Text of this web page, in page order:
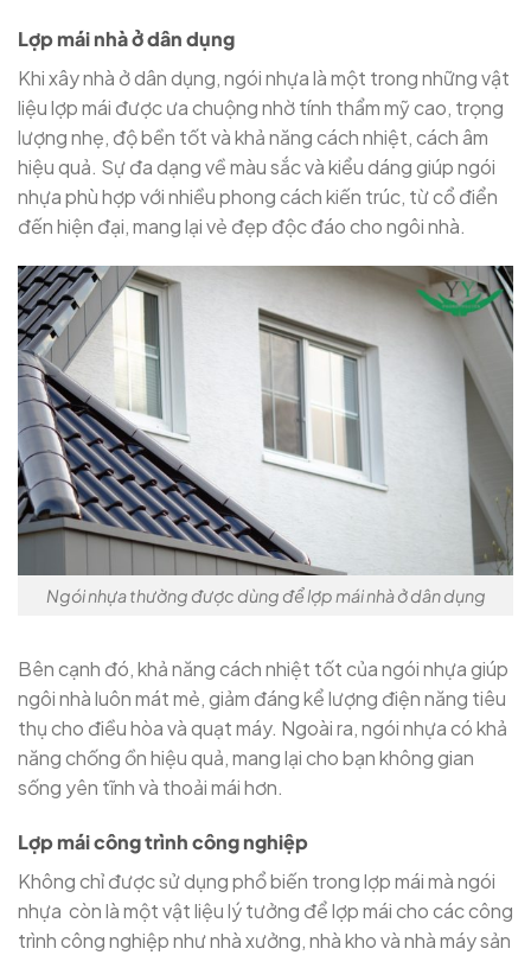
Lợp mái nhà ở dân dụng
Khi xây nhà ở dân dụng, ngói nhựa là một trong những vật
liệu lợp mái được ưa chuộng nhờ tính thẩm mỹ cao, trọng
lượng nhẹ, độ bền tốt và khả năng cách nhiệt, cách âm
hiệu quả. Sự đa dạng về màu sắc và kiểu dáng giúp ngói
nhựa phù hợp với nhiều phong cách kiến trúc, từ cổ điển
đến hiện đại, mang lại vẻ đẹp độc đáo cho ngôi nhà.
Ngói nhựa thường được dùng để lợp mái nhà ở dân dụng
Bên cạnh đó, khả năng cách nhiệt tốt của ngói nhựa giúp
ngôi nhà luôn mát mẻ, giảm đáng kể lượng điện năng tiêu
thụ cho điều hòa và quạt máy. Ngoài ra, ngói nhựa có khả
năng chống ồn hiệu quả, mang lại cho bạn không gian
sống yên tĩnh và thoải mái hơn.
Lợp mái công trình công nghiệp
Không chỉ được sử dụng phổ biến trong lợp mái mà ngói
nhựa còn là một vật liệu lý tưởng để lợp mái cho các công
trình công nghiệp như nhà xưởng, nhà kho và nhà máy sản